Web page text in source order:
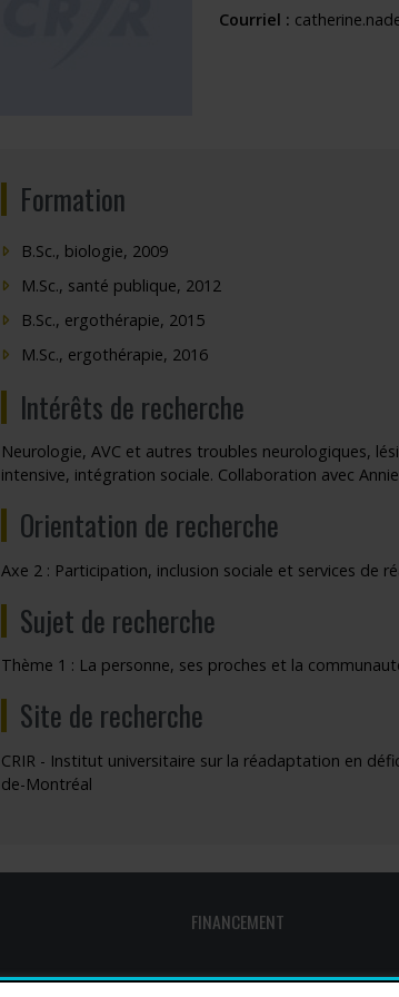
Courriel :
Formation
B.Sc., biologie, 2009
M.Sc., santé publique, 2012
B.Sc., ergothérapie, 2015
M.Sc., ergothérapie, 2016
Intérêts de recherche
Neurologie, AVC et autres troubles neurologiques,
intensive, intégration sociale. Collaboration avec
Orientation de recherche
Axe 2 : Participation, inclusion sociale et services de
Sujet de recherche
Thème 1 : La personne, ses proches et la
Site de recherche
CRIR - Institut universitaire sur la réadaptation en
de-Montréal
FINANCEMENT